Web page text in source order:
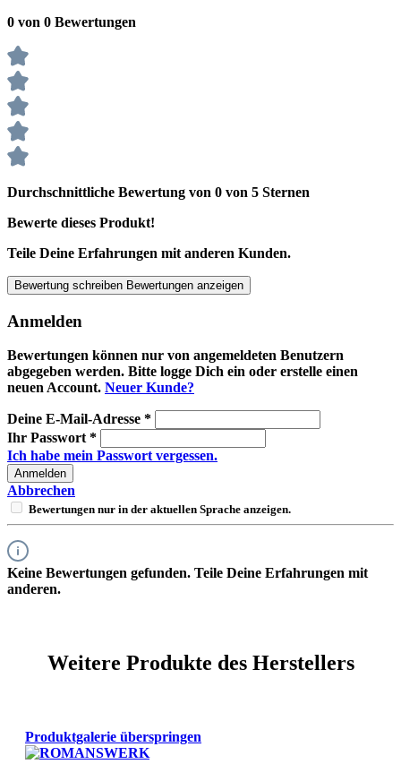
0 von 0 Bewertungen
Durchschnittliche Bewertung von 0 von 5 Sternen
Bewerte dieses Produkt!
Teile Deine Erfahrungen mit anderen Kunden.
Bewertung schreiben Bewertungen anzeigen
Anmelden
Bewertungen können nur von angemeldeten Benutzern
abgegeben werden. Bitte logge Dich ein oder erstelle einen
neuen Account. Neuer Kunde?
Deine E-Mail-Adresse *
Ihr Passwort *
Ich habe mein Passwort vergessen.
Anmelden
Abbrechen
Bewertungen nur in der aktuellen Sprache anzeigen.
Keine Bewertungen gefunden. Teile Deine Erfahrungen mit
anderen.
Weitere Produkte des Herstellers
Produktgalerie überspringen